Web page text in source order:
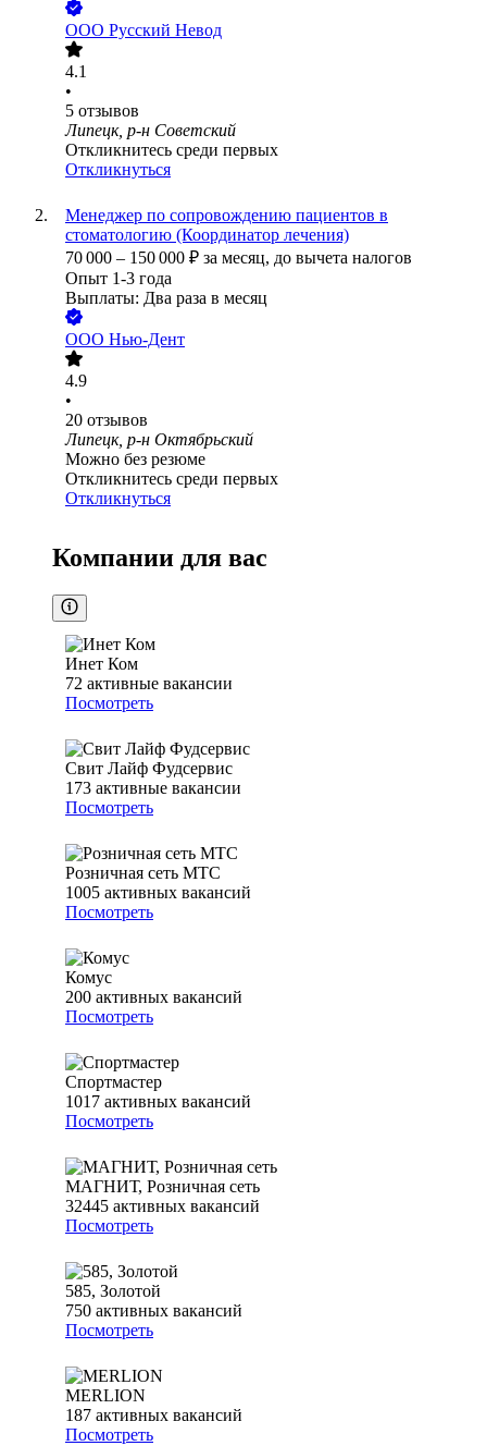
ООО Русский Невод
4.1
•
5 отзывов
Липецк, р-н Советский
Откликнитесь среди первых
Откликнуться
Менеджер по сопровождению пациентов в
стоматологию (Координатор лечения)
70 000 – 150 000 ₽ за месяц, до вычета налогов
Опыт 1-3 года
Выплаты: Два раза в месяц
ООО Нью-Дент
4.9
•
20 отзывов
Липецк, р-н Октябрьский
Можно без резюме
Откликнитесь среди первых
Откликнуться
Компании для вас
Инет Ком
72 активные вакансии
Посмотреть
Свит Лайф Фудсервис
173 активные вакансии
Посмотреть
Розничная сеть МТС
1005 активных вакансий
Посмотреть
Комус
200 активных вакансий
Посмотреть
Спортмастер
1017 активных вакансий
Посмотреть
МАГНИТ, Розничная сеть
32445 активных вакансий
Посмотреть
585, Золотой
750 активных вакансий
Посмотреть
MERLION
187 активных вакансий
Посмотреть